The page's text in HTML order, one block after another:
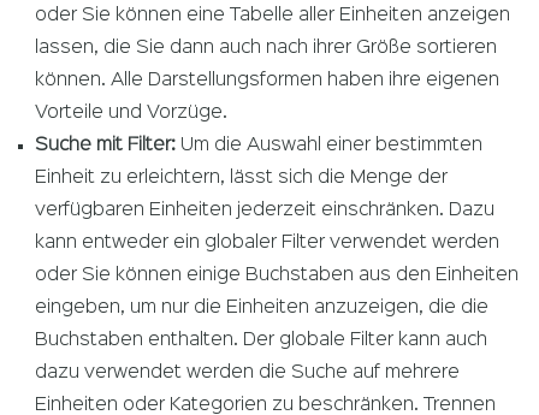
oder Sie können eine Tabelle aller Einheiten anzeigen
lassen, die Sie dann auch nach ihrer Größe sortieren
können. Alle Darstellungsformen haben ihre eigenen
Vorteile und Vorzüge.
Suche mit Filter: Um die Auswahl einer bestimmten
Einheit zu erleichtern, lässt sich die Menge der
verfügbaren Einheiten jederzeit einschränken. Dazu
kann entweder ein globaler Filter verwendet werden
oder Sie können einige Buchstaben aus den Einheiten
eingeben, um nur die Einheiten anzuzeigen, die die
Buchstaben enthalten. Der globale Filter kann auch
dazu verwendet werden die Suche auf mehrere
Einheiten oder Kategorien zu beschränken. Trennen